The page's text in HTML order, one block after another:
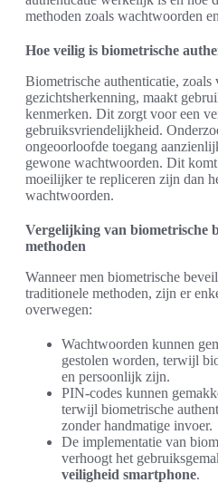
methoden zoals wachtwoorden
Hoe veilig is biometrische
Biometrische authenticatie,
gezichtsherkenning, maakt
kenmerken. Dit zorgt voor een
gebruiksvriendelijkheid.
ongeoorloofde toegang
gewone wachtwoorden. Dit
moeilijker te repliceren zijn dan
wachtwoorden.
Vergelijking van biometrische
methoden
Wanneer men biometrische
traditionele methoden, zijn er
overwegen:
Wachtwoorden kunnen
gestolen worden, terwijl
en persoonlijk zijn.
PIN-codes kunnen
terwijl biometrische
zonder handmatige invoer.
De implementatie van
verhoogt het
veiligheid smartphone.